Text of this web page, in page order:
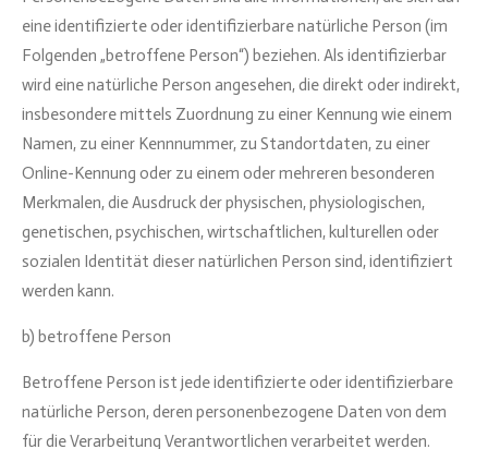
eine identifizierte oder identifizierbare natürliche Person (im
Folgenden „betroffene Person“) beziehen. Als identifizierbar
wird eine natürliche Person angesehen, die direkt oder indirekt,
insbesondere mittels Zuordnung zu einer Kennung wie einem
Namen, zu einer Kennnummer, zu Standortdaten, zu einer
Online-Kennung oder zu einem oder mehreren besonderen
Merkmalen, die Ausdruck der physischen, physiologischen,
genetischen, psychischen, wirtschaftlichen, kulturellen oder
sozialen Identität dieser natürlichen Person sind, identifiziert
werden kann.
b) betroffene Person
Betroffene Person ist jede identifizierte oder identifizierbare
natürliche Person, deren personenbezogene Daten von dem
für die Verarbeitung Verantwortlichen verarbeitet werden.